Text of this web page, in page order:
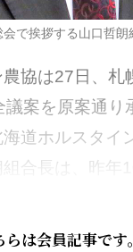
会で挨拶する山口哲朗
協は27日、札
案を原案通り
道ホルスタイ
合長は、昨年
らは会員記事です